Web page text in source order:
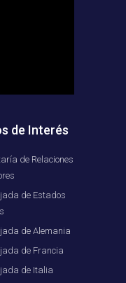
de Interés
de Relaciones
de Estados
de Alemania
de Francia
de Italia